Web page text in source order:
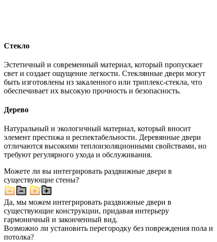
Стекло
Эстетичный и современный материал, который пропускает
свет и создает ощущение легкости. Стеклянные двери могут
быть изготовлены из закаленного или триплекс-стекла, что
обеспечивает их высокую прочность и безопасность.
Дерево
Натуральный и экологичный материал, который вносит
элемент престижа и респектабельности. Деревянные двери
отличаются высокими теплоизоляционными свойствами, но
требуют регулярного ухода и обслуживания.
Можете ли вы интегрировать раздвижные двери в
существующие стены?
Да, мы можем интегрировать раздвижные двери в
существующие конструкции, придавая интерьеру
гармоничный и законченный вид.
Возможно ли установить перегородку без повреждения пола и
потолка?